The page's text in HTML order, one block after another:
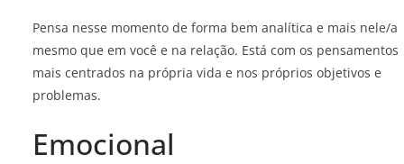
Pensa nesse momento de forma bem analítica e mais nele/a
mesmo que em você e na relação. Está com os pensamentos
mais centrados na própria vida e nos próprios objetivos e
problemas.
Emocional